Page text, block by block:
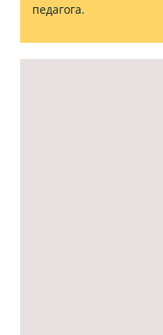
педагога.